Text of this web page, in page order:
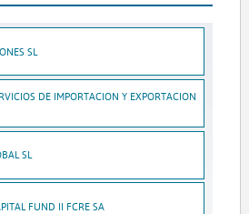
SL
DE IMPORTACION Y EXPORTACION
SL
FUND II FCRE SA